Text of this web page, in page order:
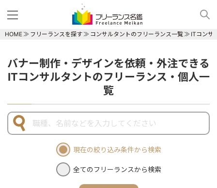
HOME フリーランスを探す コンサルタントのフリーランス一覧 ITコンサ
バナー制作・デザインを依頼・外注できる
ITコンサルタントのフリーランス・個人一
覧
現在の絞り込み条件から検索
全てのフリーランスから検索